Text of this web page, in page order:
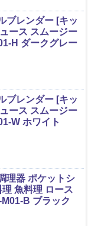
ブレンダー [キッ
ース スムージー
H ダークグレー
ブレンダー [キッ
ース スムージー
W ホワイト
理器 ポケットシ
魚料理 ロース
B ブラック